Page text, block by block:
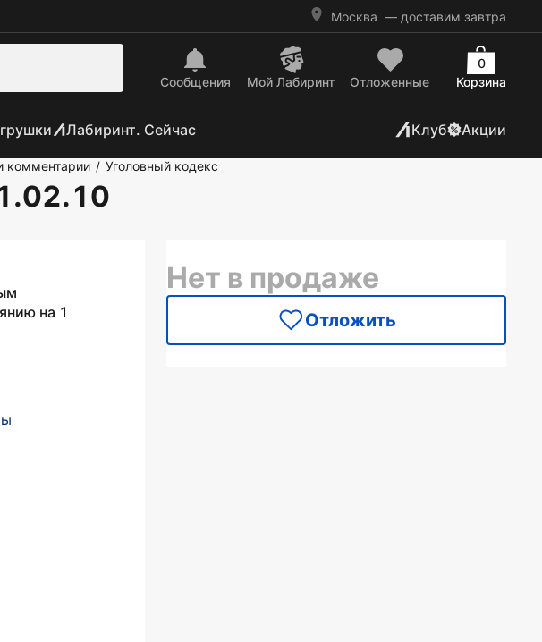
Москва — доставим завтра
Сообщения Mой Лабиринт Отложенные Корзина
0
Лабиринт. Сейчас Клуб Акции
комментарии / Уголовный кодекс
на 1
Нет в продаже
Отложить